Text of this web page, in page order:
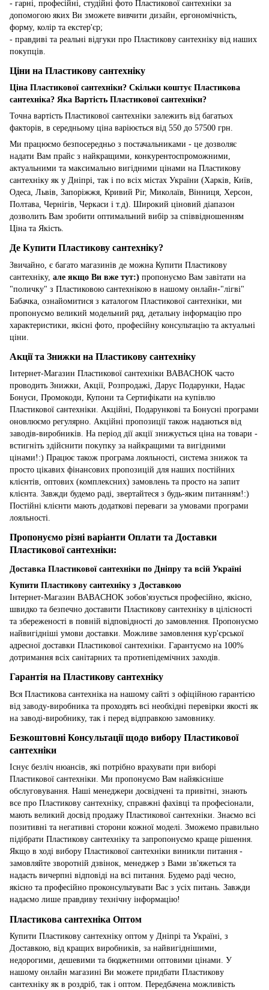
- гарні, професійні, студійні фото Пластикової сантехніки за
допомогою яких Ви зможете вивчити дизайн, ергономічність,
форму, колір та екстер'єр;
- правдиві та реальні відгуки про Пластикову сантехніку від наших
покупців.
Ціни на Пластикову сантехніку
Ціна Пластикової сантехніки? Скільки коштує Пластикова
сантехніка? Яка Вартість Пластикової сантехніки?
Точна вартість Пластикової сантехніки залежить від багатьох
факторів, в середньому ціна варіюється від 550 до 57500 грн.
Ми працюємо безпосередньо з постачальниками - це дозволяє
надати Вам прайс з найкращими, конкурентоспроможними,
актуальними та максимально вигідними цінами на Пластикову
сантехніку як у Дніпрі, так і по всіх містах України (Харків, Київ,
Одеса, Львів, Запоріжжя, Кривий Ріг, Миколаїв, Вінниця, Херсон,
Полтава, Чернігів, Черкаси і т.д). Широкий ціновий діапазон
дозволить Вам зробити оптимальний вибір за співвідношенням
Ціна та Якість.
Де Купити Пластикову сантехніку?
Звичайно, є багато магазинів де можна Купити Пластикову
сантехніку, але якщо Ви вже тут:) пропонуємо Вам завітати на
"поличку" з Пластиковою сантехнікою в нашому онлайн-"лігві"
Бабачка, ознайомитися з каталогом Пластикової сантехніки, ми
пропонуємо великий модельний ряд, детальну інформацію про
характеристики, якісні фото, професійну консультацію та актуальні
ціни.
Акції та Знижки на Пластикову сантехніку
Інтернет-Магазин Пластикової сантехніки BABACHOK часто
проводить Знижки, Акції, Розпродажі, Дарує Подарунки, Надає
Бонуси, Промокоди, Купони та Сертифікати на купівлю
Пластикової сантехніки. Акційні, Подарункові та Бонусні програми
оновлюємо регулярно. Акційні пропозиції також надаються від
заводів-виробників. На період дії акції знижується ціна на товари -
встигніть здійснити покупку за найкращими та вигідними
цінами!:) Працює також програма лояльності, система знижок та
просто цікавих фінансових пропозицій для наших постійних
клієнтів, оптових (комплексних) замовлень та просто на запит
клієнта. Завжди будемо раді, звертайтеся з будь-яким питанням!:)
Постійні клієнти мають додаткові переваги за умовами програми
лояльності.
Пропонуємо різні варіанти Оплати та Доставки
Пластикової сантехніки:
Доставка Пластикової сантехніки по Дніпру та всій Україні
Купити Пластикову сантехніку з Доставкою
Інтернет-Магазин BABACHOK зобов'язується професійно, якісно,
швидко та безпечно доставити Пластикову сантехніку в цілісності
та збереженості в повній відповідності до замовлення. Пропонуємо
найвигідніші умови доставки. Можливе замовлення кур'єрської
адресної доставки Пластикової сантехніки. Гарантуємо на 100%
дотримання всіх санітарних та протиепідемічних заходів.
Гарантія на Пластикову сантехніку
Вся Пластикова сантехніка на нашому сайті з офіційною гарантією
від заводу-виробника та проходять всі необхідні перевірки якості як
на заводі-виробнику, так і перед відправкою замовнику.
Безкоштовні Консультації щодо вибору Пластикової
сантехніки
Існує безліч нюансів, які потрібно врахувати при виборі
Пластикової сантехніки. Ми пропонуємо Вам найякісніше
обслуговування. Наші менеджери досвідчені та привітні, знають
все про Пластикову сантехніку, справжні фахівці та професіонали,
мають великий досвід продажу Пластикової сантехніки. Знаємо всі
позитивні та негативні сторони кожної моделі. Зможемо правильно
підібрати Пластикову сантехніку та запропонуємо краще рішення.
Якщо в ході вибору Пластикової сантехніки виникли питання -
замовляйте зворотній дзвінок, менеджер з Вами зв'яжеться та
надасть вичерпні відповіді на всі питання. Будемо раді чесно,
якісно та професійно проконсультувати Вас з усіх питань. Завжди
надаємо лише правдиву технічну інформацію!
Пластикова сантехніка Оптом
Купити Пластикову сантехніку оптом у Дніпрі та Україні, з
Доставкою, від кращих виробників, за найвигіднішими,
недорогими, дешевими та бюджетними оптовими цінами. У
нашому онлайн магазині Ви можете придбати Пластикову
сантехніку як в роздріб, так і оптом. Передбачена можливість